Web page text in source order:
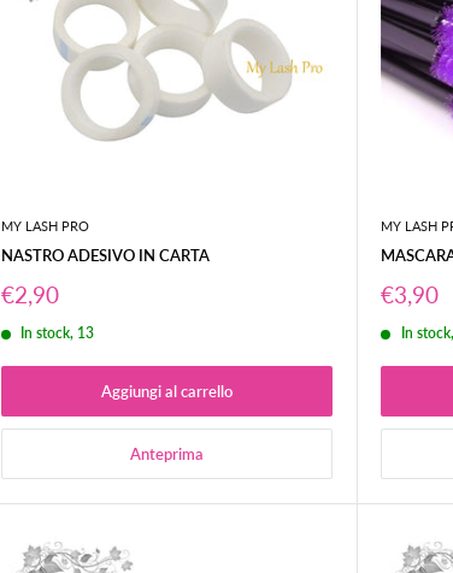
MY LASH PRO
NASTRO ADESIVO IN CARTA
Prezzo
scontato
€2,90
In stock, 13
Aggiungi al carrello
Anteprima
MY LASH
Prezzo
scontato
€3,90
In